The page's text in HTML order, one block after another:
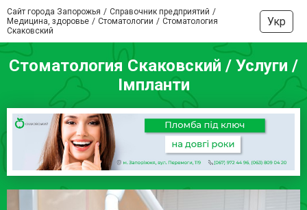
Сайт города Запорожья
Справочник предприятий
Медицина, здоровье
Стоматологии
Стоматология
Скаковский
Укр
Стоматология Скаковский / Услуги /
Імпланти